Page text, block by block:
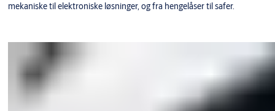
mekaniske til elektroniske løsninger, og fra hengelåser til safer.